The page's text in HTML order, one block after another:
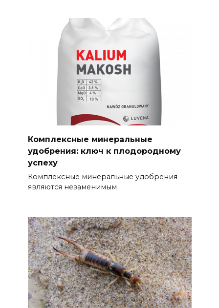
Комплексные минеральные
удобрения: ключ к плодородному
успеху
Комплексные минеральные удобрения
являются незаменимым